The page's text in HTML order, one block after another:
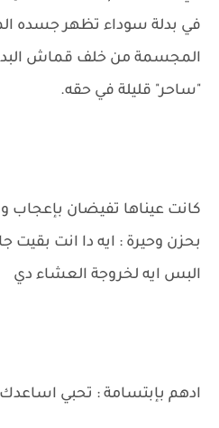
في بدلة سوداء تظهر جسده
المجسمة من خلف قماش
"ساحر" قليلة في حقه.
كانت عيناها تفيضان بإعجاب
بحزن وحيرة : ايه دا انت بقيت
البس ايه لخروجة العشاء دي
ادهم بإبتسامة : تحبي اساعدك